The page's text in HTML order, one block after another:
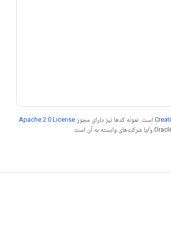
است. نمونه کدها نیز دارای مجوز Apache 2.0 License